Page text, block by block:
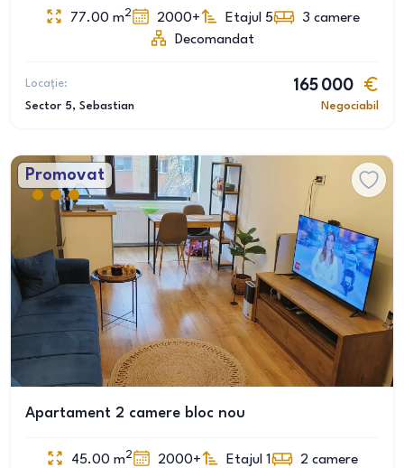
77.00 m2 2000+ Etajul 5 3 camere
Decomandat
Locație:
Sector 5, Sebastian
165 000
Negociabil
Promovat
Apartament 2 camere bloc nou
45.00 m2 2000+ Etajul 1 2 camere